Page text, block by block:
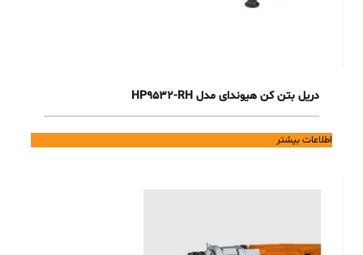
دریل بتن کن هیوندای مدل HP9532-RH
اطلاعات بیشتر